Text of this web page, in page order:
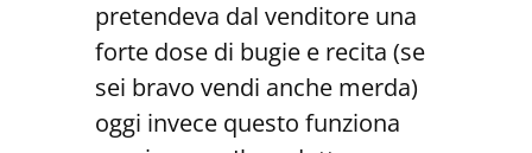
pretendeva dal venditore una
forte dose di bugie e recita (se
sei bravo vendi anche merda)
oggi invece questo funziona